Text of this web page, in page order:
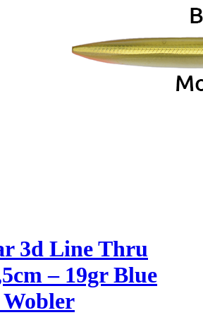
3d Line Thru
– 19gr Blue